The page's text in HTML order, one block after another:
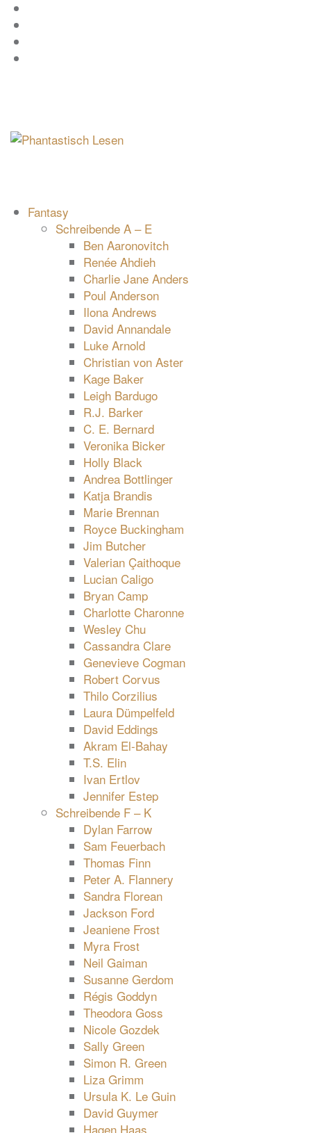
Zum
Inhalt
springen
Fantasy
Schreibende A – E
Ben Aaronovitch
Renée Ahdieh
Charlie Jane Anders
Poul Anderson
Ilona Andrews
David Annandale
Luke Arnold
Christian von Aster
Kage Baker
Leigh Bardugo
R.J. Barker
C. E. Bernard
Veronika Bicker
Holly Black
Andrea Bottlinger
Katja Brandis
Marie Brennan
Royce Buckingham
Jim Butcher
Valerian Çaithoque
Lucian Caligo
Bryan Camp
Charlotte Charonne
Wesley Chu
Cassandra Clare
Genevieve Cogman
Robert Corvus
Thilo Corzilius
Laura Dümpelfeld
David Eddings
Akram El-Bahay
T.S. Elin
Ivan Ertlov
Jennifer Estep
Schreibende F – K
Dylan Farrow
Sam Feuerbach
Thomas Finn
Peter A. Flannery
Sandra Florean
Jackson Ford
Jeaniene Frost
Myra Frost
Neil Gaiman
Susanne Gerdom
Régis Goddyn
Theodora Goss
Nicole Gozdek
Sally Green
Simon R. Green
Liza Grimm
Ursula K. Le Guin
David Guymer
Hagen Haas